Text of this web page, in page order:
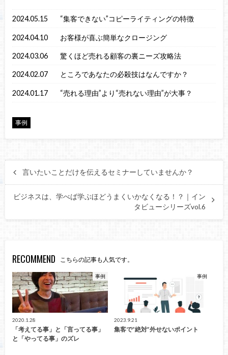
2024.05.15 “集客できない”コピーライティングの特徴
2024.04.10 お客様が喜ぶ簡単なクロージング
2024.03.06 驚くほど売れる顧客の裏ニーズ攻略法
2024.02.07 ところであなたの必殺技はなんですか？
2024.01.17 “売れる理由”より“売れない理由”が大事？
事例
言いたいことだけを伝えるセミナーしていませんか？
ビジネスは、学べば学ぶほどうまくいかなくなる！？｜イン
タビューシリーズvol.6
RECOMMEND こちらの記事も人気です。
事例
2020.1.28
「考えてる事」と「言ってる事」
と「やってる事」のズレ
事例
2023.9.21
集客で”絶対”外せないポイント